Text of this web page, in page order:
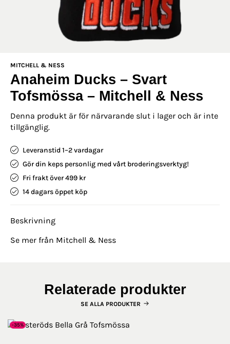
MITCHELL & NESS
Anaheim Ducks – Svart
Tofsmössa – Mitchell & Ness
Denna produkt är för närvarande slut i lager och är inte
tillgänglig.
Leveranstid 1–2 vardagar
Gör din keps personlig med vårt broderingsverktyg!
Fri frakt över 499 kr
14 dagars öppet köp
Beskrivning
Se mer från Mitchell & Ness
Relaterade produkter
SE ALLA PRODUKTER
-35%